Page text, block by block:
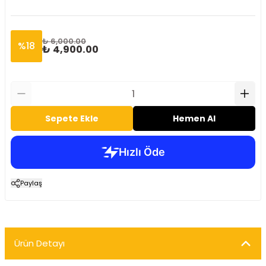
%18 ₺ 6,000.00
₺ 4,900.00
Sepete Ekle Hemen Al
Paylaş
Ürün Detayı